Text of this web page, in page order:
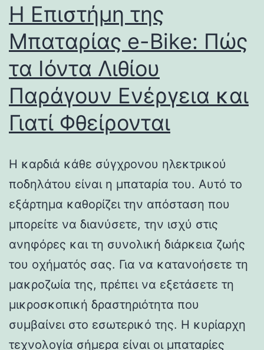
Η Επιστήμη της
Μπαταρίας e-Bike: Πώς
τα Ιόντα Λιθίου
Παράγουν Ενέργεια και
Γιατί Φθείρονται
Η καρδιά κάθε σύγχρονου ηλεκτρικού
ποδηλάτου είναι η μπαταρία του. Αυτό το
εξάρτημα καθορίζει την απόσταση που
μπορείτε να διανύσετε, την ισχύ στις
ανηφόρες και τη συνολική διάρκεια ζωής
του οχήματός σας. Για να κατανοήσετε τη
μακροζωία της, πρέπει να εξετάσετε τη
μικροσκοπική δραστηριότητα που
συμβαίνει στο εσωτερικό της. Η κυρίαρχη
τεχνολογία σήμερα είναι οι μπαταρίες